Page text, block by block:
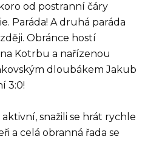
od postranní čáry
Paráda! A druhá paráda
Obránce hostí
Kotrbu a nařízenou
dloubákem Jakub
3:0!
snažili se hrát rychle
a celá obranná řada se